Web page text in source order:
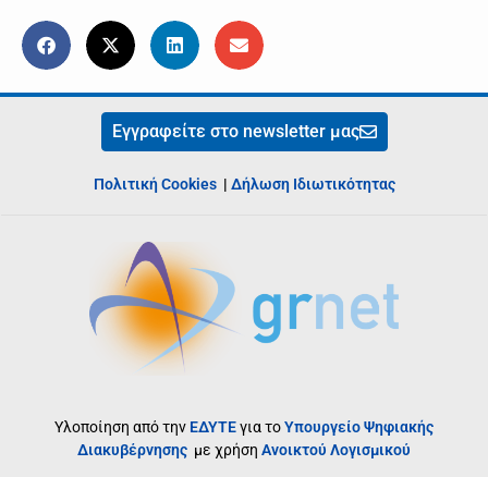
Εγγραφείτε στο newsletter μας
Πολιτική Cookies | Δήλωση Ιδιωτικότητας
Υλοποίηση από την ΕΔΥΤΕγια τοΥπουργείο Ψηφιακής
Διακυβέρνησης με χρήση Ανοικτού Λογισμικού